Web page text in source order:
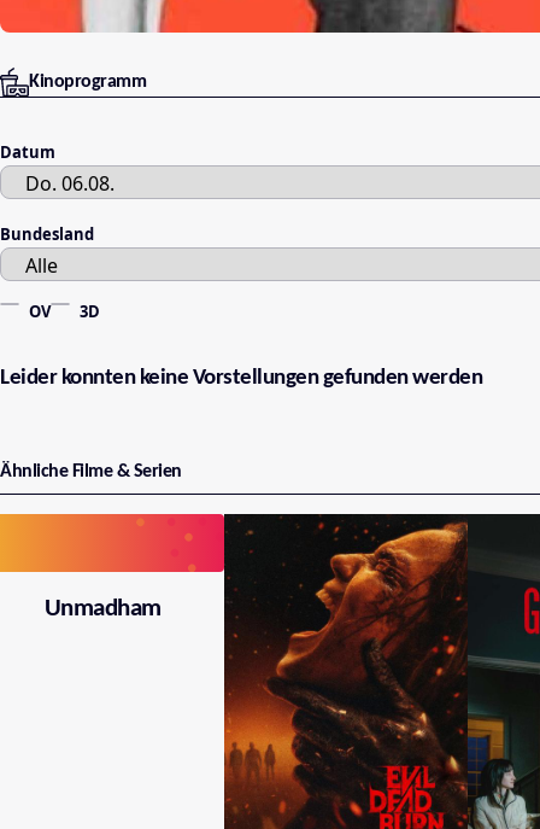
Kinoprogramm
Datum
Bundesland
OV 3D
Leider konnten keine Vorstellungen gefunden werden
Ähnliche Filme & Serien
Unmadham